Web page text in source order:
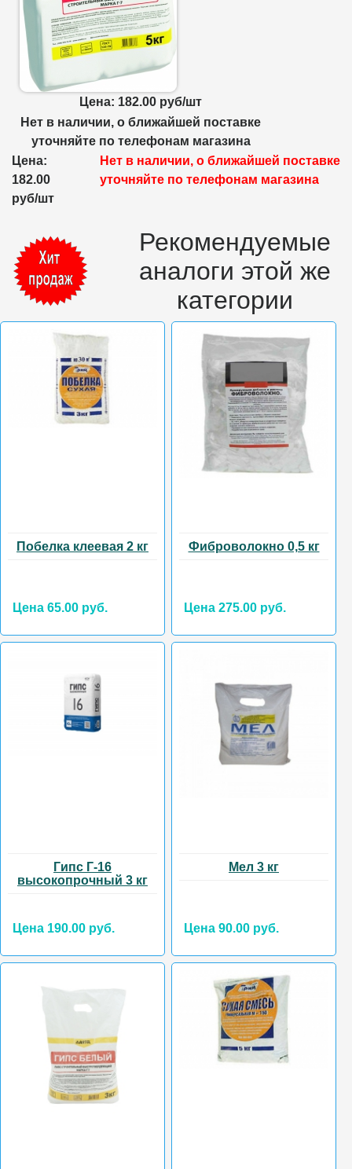
Цена: 182.00 руб/шт
Нет в наличии, о ближайшей поставке
уточняйте по телефонам магазина
Цена:
182.00
руб/шт
Нет в наличии, о ближайшей поставке
уточняйте по телефонам магазина
Рекомендуемые
аналоги этой же
категории
Побелка клеевая 2 кг
Цена 65.00 руб.
Фиброволокно 0,5 кг
Цена 275.00 руб.
Гипс Г-16
высокопрочный 3 кг
Цена 190.00 руб.
Мел 3 кг
Цена 90.00 руб.